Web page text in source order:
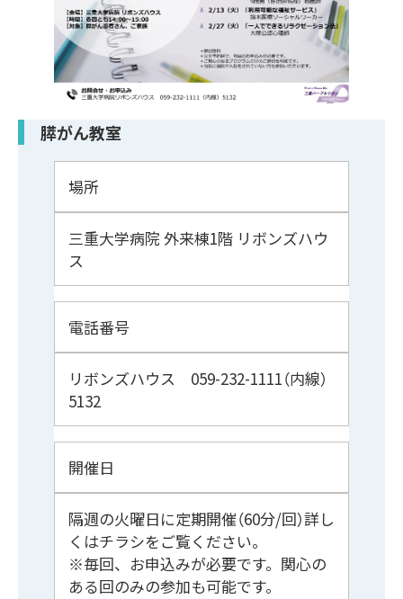
膵がん教室
場所
三重大学病院 外来棟1階 リボンズハウ
ス
電話番号
リボンズハウス 059-232-1111（内線）
5132
開催日
隔週の火曜日に定期開催（60分/回）詳し
くはチラシをご覧ください。
※毎回、お申込みが必要です。関心の
ある回のみの参加も可能です。